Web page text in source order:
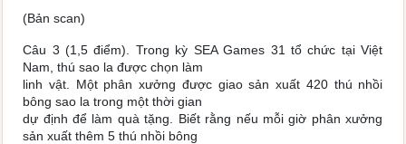
(Bản scan)
Câu 3 (1,5 điểm). Trong kỳ SEA Games 31 tổ chức tại Việt
Nam, thú sao la được chọn làm
linh vật. Một phân xưởng được giao sản xuất 420 thú nhồi
bông sao la trong một thời gian
dự định để làm quà tặng. Biết rằng nếu mỗi giờ phân xưởng
sản xuất thêm 5 thú nhồi bông